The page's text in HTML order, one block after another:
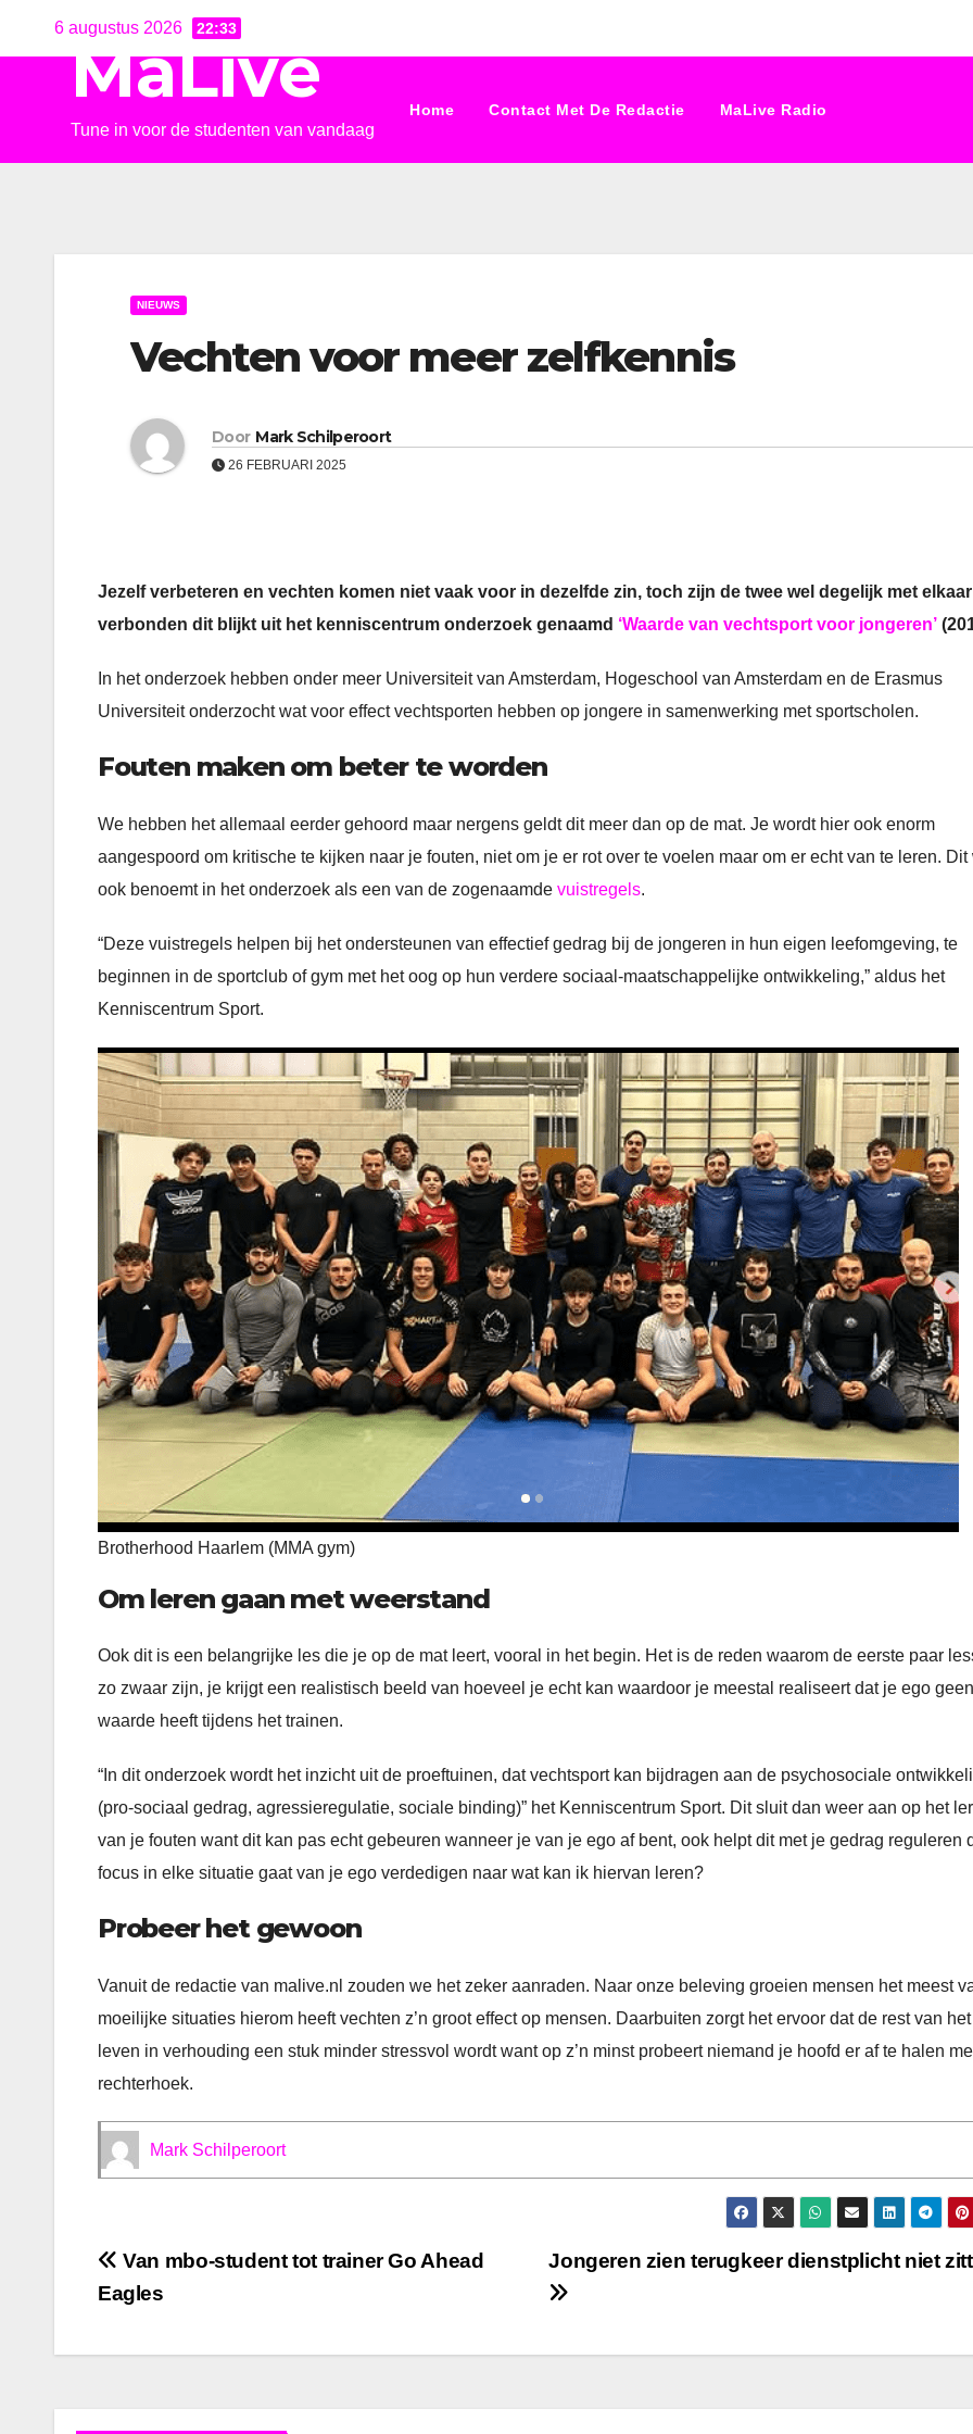
6 augustus 2026 22:33
MaLive
Tune in voor de studenten van vandaag
Home Contact Met De Redactie MaLive Radio
NIEUWS
Vechten voor meer zelfkennis
Door Mark Schilperoort
26 FEBRUARI 2025
Jezelf verbeteren en vechten komen niet vaak voor in dezelfde zin, toch zijn de twee wel degelijk met elkaar
verbonden dit blijkt uit het kenniscentrum onderzoek genaamd ‘Waarde van vechtsport voor jongeren’
In het onderzoek hebben onder meer Universiteit van Amsterdam, Hogeschool van Amsterdam en de Erasmus
Universiteit onderzocht wat voor effect vechtsporten hebben op jongere in samenwerking met sportscholen.
Fouten maken om beter te worden
We hebben het allemaal eerder gehoord maar nergens geldt dit meer dan op de mat. Je wordt hier ook enorm
aangespoord om kritische te kijken naar je fouten, niet om je er rot over te voelen maar om er echt van te leren. Dit
ook benoemt in het onderzoek als een van de zogenaamde vuistregels.
“Deze vuistregels helpen bij het ondersteunen van effectief gedrag bij de jongeren in hun eigen leefomgeving, te
beginnen in de sportclub of gym met het oog op hun verdere sociaal-maatschappelijke ontwikkeling,” aldus het
Kenniscentrum Sport.
Brotherhood Haarlem (MMA gym)
Om leren gaan met weerstand
Ook dit is een belangrijke les die je op de mat leert, vooral in het begin. Het is de reden waarom de eerste paar
zo zwaar zijn, je krijgt een realistisch beeld van hoeveel je echt kan waardoor je meestal realiseert dat je ego geen
waarde heeft tijdens het trainen.
“In dit onderzoek wordt het inzicht uit de proeftuinen, dat vechtsport kan bijdragen aan de psychosociale
(pro-sociaal gedrag, agressieregulatie, sociale binding)” het Kenniscentrum Sport. Dit sluit dan weer aan op het
van je fouten want dit kan pas echt gebeuren wanneer je van je ego af bent, ook helpt dit met je gedrag reguleren
focus in elke situatie gaat van je ego verdedigen naar wat kan ik hiervan leren?
Probeer het gewoon
Vanuit de redactie van malive.nl zouden we het zeker aanraden. Naar onze beleving groeien mensen het meest
moeilijke situaties hierom heeft vechten z’n groot effect op mensen. Daarbuiten zorgt het ervoor dat de rest van het
leven in verhouding een stuk minder stressvol wordt want op z’n minst probeert niemand je hoofd er af te halen
rechterhoek.
Mark Schilperoort
Bericht
navigatie
Jongeren zien terugkeer dienstplicht niet
Van mbo-student tot trainer Go Ahead
Eagles